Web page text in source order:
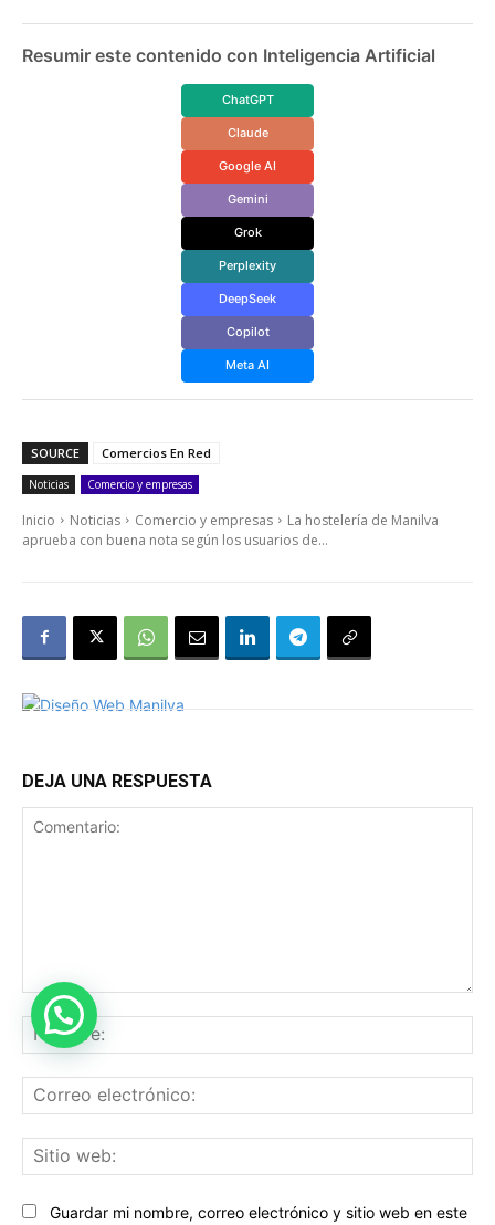
Resumir este contenido con Inteligencia Artificial
ChatGPT
Claude
Google AI
Gemini
Grok
Perplexity
DeepSeek
Copilot
Meta AI
SOURCE Comercios En Red
Noticias Comercio y empresas
Inicio Noticias Comercio y empresas
La hostelería de Manilva
aprueba con buena nota según los usuarios de...
DEJA UNA RESPUESTA
Comentario:
Guardar mi nombre, correo electrónico y sitio web en este